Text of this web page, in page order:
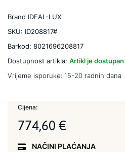
Brand IDEAL-LUX
SKU: ID208817#
Barkod: 8021696208817
Dostupnost artikla: Artikl je dostupan
Vrijeme isporuke: 15-20 radnih dana
Cijena:
774,60 €
NAČINI PLAĆANJA